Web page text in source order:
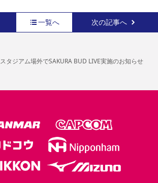
一覧へ 次の記事へ
スタジアム場外でSAKURA BUD LIVE実施のお知らせ